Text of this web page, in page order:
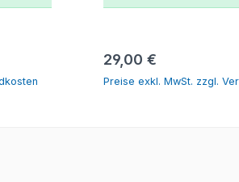
Regulärer Preis:
29,00 €
Preise exkl. MwSt. zzgl.